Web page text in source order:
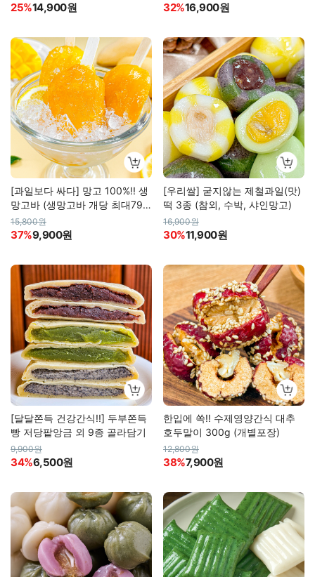
25%14,900원 32%16,900원
[과일보다 싸다] 망고 100%!! 생
망고바 (생망고바 개당 최대790
원 할인!!)
15,800원
37%9,900원
[우리쌀] 굳지않는 제철과일(맛)
떡 3종 (참외, 수박, 샤인망고)
16,900원
30%11,900원
[달달쫀득 건강간식!!] 두부쫀득
빵 저당팥앙금 외 9종 골라담기
9,900원
34%6,500원
한입에 쏙!! 수제영양간식 대추
호두말이 300g (개별포장)
12,800원
38%7,900원